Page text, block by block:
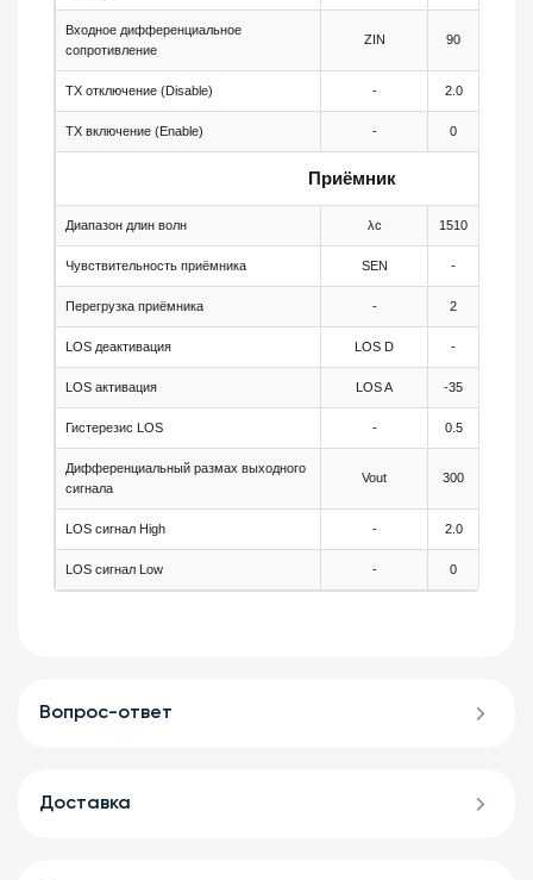
Входное дифференциальное
сопротивление
ZIN 90
TX отключение (Disable) - 2.0
TX включение (Enable) - 0
Приёмник
Диапазон длин волн λc 1510
Чувствительность приёмника SEN -
Перегрузка приёмника - 2
LOS деактивация LOS D -
LOS активация LOS A -35
Гистерезис LOS - 0.5
Дифференциальный размах выходного
сигнала
Vout 300
LOS сигнал High - 2.0
LOS сигнал Low - 0
Вопрос-ответ
Доставка